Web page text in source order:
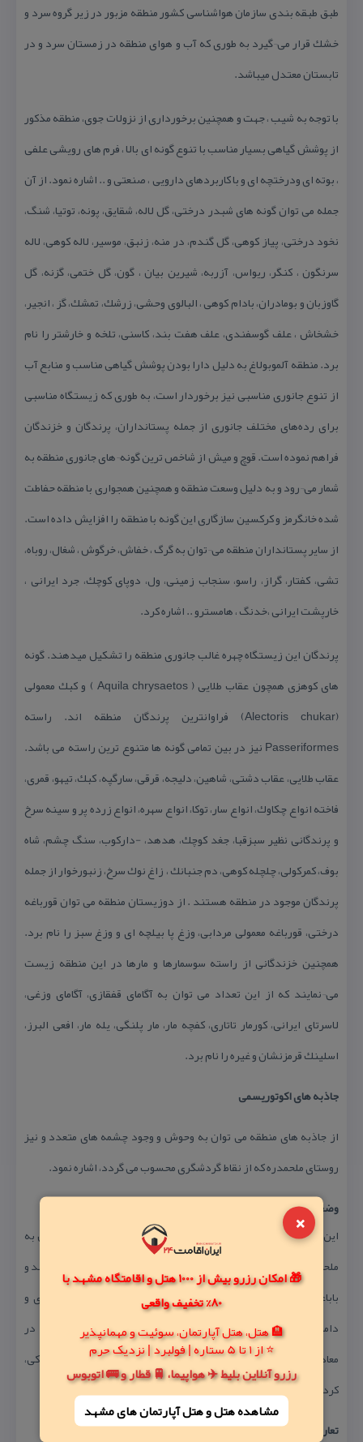
×
🎁 امکان رزرو بیش از 1000 هتل و اقامتگاه مشهد با
80% تخفیف واقعی
🏨 هتل، هتل آپارتمان، سوئیت و مهمانپذیر
⭐ از 1 تا 5 ستاره | فولبرد | نزدیک حرم
رزرو آنلاین بلیط ✈️ هواپیما، 🚆 قطار و 🚌 اتوبوس
مشاهده هتل و هتل‌ آپارتمان های مشهد
طبق طبقه بندی سازمان هواشناسی كشور منطقه مزبور در زیر گروه سرد و
خشك قرار می¬گیرد به طوری كه آب و هوای منطقه در زمستان سرد و در
تابستان معتدل می‎باشد.
با توجه به شیب ، جهت و همچنین برخورداری از نزولات جوی، منطقه مذكور
از پوشش گیاهی بسیار مناسب با تنوع گونه ای بالا ، فرم های رویشی علفی
، بوته ای ودرختچه ای و با كاربردهای دارویی ، صنعتی و .. اشاره نمود. از آن
جمله می توان گونه های شبدر درختی، گل لاله، شقایق، پونه، توتیا، شنگ،
نخود درختی، پیاز كوهی، گل گندم، در منه، زنبق، موسیر، لاله كوهی، لاله
سرنگون ، كنگر، ریواس، آزربه، شیرین بیان ، گون، گل ختمی، گزنه، گل
گاوزبان و بومادران، بادام كوهی ، البالوی وحشی، زرشك، تمشك، گز ، انجیر،
خشخاش ، علف گوسفندی، علف هفت بند، كاسنی، تلخه و خارشتر را نام
برد. منطقه آلموبولاغ به دلیل دارا بودن پوشش گیاهی مناسب و منابع آب
از تنوع جانوری مناسبی نیز برخوردار است، به طوری كه زیستگاه مناسبی
برای رده‌های مختلف جانوری از جمله پستانداران، پرندگان و خزندگان
فراهم نموده است. قوچ و میش از شاخص ترین گونه¬های جانوری منطقه به
شمار می¬رود و به دلیل وسعت منطقه و همچنین همجواری با منطقه حفاطت
شده خانگرمز و كركسین سازگاری این گونه با منطقه را افزایش داده است.
از سایر پستانداران منطقه می¬توان به گرگ ، خفاش، خرگوش ، شغال، روباه،
تشی، كفتار، گراز، راسو، سنجاب زمینی، ول، دوپای كوچك، جرد ایرانی ،
خارپشت ایرانی ،خدنگ ، هامسترو .. اشاره كرد.
پرندگان این زیستگاه چهره غالب جانوری منطقه را تشكیل میدهند. گونه
های كوهزی همچون عقاب طلایی ( Aquila chrysaetos ) و كبك معمولی
(Alectoris chukar) فراوانترین پرندگان منطقه اند. راسته
Passeriformes نیز در بین تمامی گونه ها متنوع ترین راسته می باشد.
عقاب طلایی، عقاب دشتی، شاهین، دلیجه، قرقی، سارگپه، كبك، تیهو، قمری،
فاخته انواع چكاوك، انواع سار، توكا، انواع سهره، انواع زرده پر و سینه سرخ
و پرندگانی نظیر سبزقبا، جغد كوچك، هدهد، -داركوب، سنگ چشم، شاه
بوف، كمركولی، چلچله كوهی، دم جنبانك ، زاغ نوك سرخ، زنبورخوار از جمله
پرندگان موجود در منطقه هستند . از دوزیستان منطقه می توان قورباغه
درختی، قورباغه معمولی مردابی، وزغ پا بیلچه ای و وزغ سبز را نام برد.
همچنین خزندگانی از راسته سوسمارها و مارها در این منطقه زیست
می¬نمایند كه از این تعداد می توان به آگامای قفقازی، آگامای وزغی،
لاسرتای ایرانی، كورمار تاتاری، كفچه مار، مار پلنگی، یله مار، افعی البرز،
اسلینك قرمزنشان و غیره را نام برد.
جاذبه های اكوتوریسمی
از جاذبه های منطقه می توان به وحوش و وجود چشمه های متعدد و نیز
روستای ملحمدره كه از نقاط گردشگری محسوب می گردد، اشاره نمود.
وضعیت عمومی اقتصادی اجتماعی
این منطقه در مجاورت ۱۷ روستا قرار دارد كه از مهم ترین آنها می¬توان به
ملحمدره ، تاج آباد ، ترخین آباد، بیاج، چنار علیا، محمد آباد، پیرملو، قرآكند و
باباعلی اشاره نمود. عمده ترین فعالیت‌های اقتصادی مردم كشاورزی و
دامداری می باشد. تعدادی نیز به دلیل وجود فعالیت های معدنی در
معادن مشغول به كار هستند. اهالی این روستاها عمدتاً به زبان‌های تركی،
كردی و چند آبادی هم به زبان‌های لری و لكی صحبت می كنند.
تعارضات مهم منطقه